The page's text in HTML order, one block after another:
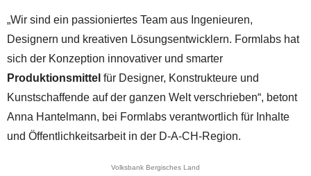
„Wir sind ein passioniertes Team aus Ingenieuren,
Designern und kreativen Lösungsentwicklern. Formlabs hat
sich der Konzeption innovativer und smarter
Produktionsmittel für Designer, Konstrukteure und
Kunstschaffende auf der ganzen Welt verschrieben“, betont
Anna Hantelmann, bei Formlabs verantwortlich für Inhalte
und Öffentlichkeitsarbeit in der D-A-CH-Region.
Volksbank Bergisches Land